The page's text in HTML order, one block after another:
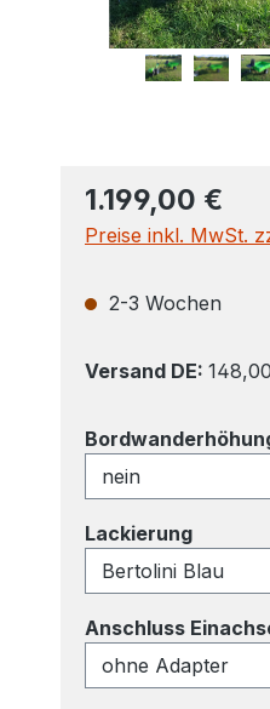
1.199,00 €
Preise inkl. MwSt.
2-3 Wochen
Versand DE:
Lackierung
Anschluss